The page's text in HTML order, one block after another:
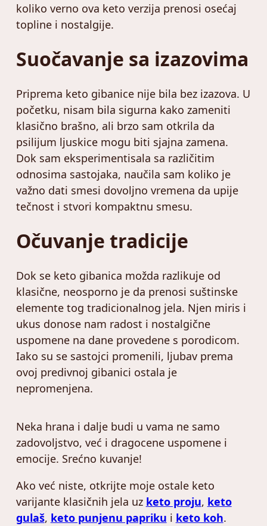
koliko verno ova keto verzija prenosi osećaj
topline i nostalgije.
Suočavanje sa izazovima
Priprema keto gibanice nije bila bez izazova. U
početku, nisam bila sigurna kako zameniti
klasično brašno, ali brzo sam otkrila da
psilijum ljuskice mogu biti sjajna zamena.
Dok sam eksperimentisala sa različitim
odnosima sastojaka, naučila sam koliko je
važno dati smesi dovoljno vremena da upije
tečnost i stvori kompaktnu smesu.
Očuvanje tradicije
Dok se keto gibanica možda razlikuje od
klasične, neosporno je da prenosi suštinske
elemente tog tradicionalnog jela. Njen miris i
ukus donose nam radost i nostalgične
uspomene na dane provedene s porodicom.
Iako su se sastojci promenili, ljubav prema
ovoj predivnoj gibanici ostala je
nepromenjena.
Neka hrana i dalje budi u vama ne samo
zadovoljstvo, već i dragocene uspomene i
emocije. Srećno kuvanje!
Ako već niste, otkrijte moje ostale keto
varijante klasičnih jela uz keto proju, keto
gulaš, keto punjenu papriku i keto koh.